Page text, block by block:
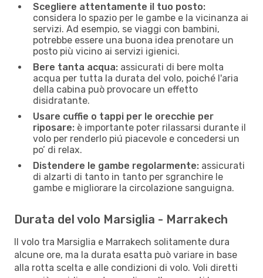
Scegliere attentamente il tuo posto:
considera lo spazio per le gambe e la vicinanza ai
servizi. Ad esempio, se viaggi con bambini,
potrebbe essere una buona idea prenotare un
posto più vicino ai servizi igienici.
Bere tanta acqua: assicurati di bere molta
acqua per tutta la durata del volo, poiché l'aria
della cabina può provocare un effetto
disidratante.
Usare cuffie o tappi per le orecchie per
riposare: è importante poter rilassarsi durante il
volo per renderlo piú piacevole e concedersi un
po’ di relax.
Distendere le gambe regolarmente: assicurati
di alzarti di tanto in tanto per sgranchire le
gambe e migliorare la circolazione sanguigna.
Durata del volo Marsiglia - Marrakech
Il volo tra Marsiglia e Marrakech solitamente dura
alcune ore, ma la durata esatta può variare in base
alla rotta scelta e alle condizioni di volo. Voli diretti